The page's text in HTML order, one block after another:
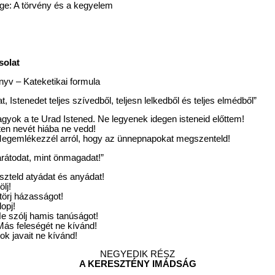
A törvény és a kegyelem
– Kateketikai formula
Istenedet teljes szívedből, teljesn lelkedből és teljes elmédből”
a te Urad Istened. Ne legyenek idegen isteneid előttem!
nevét hiába ne vedd!
arról, hogy az ünnepnapokat megszenteld!
mint önmagadat!”
atyádat és anyádat!
házasságot!
szólj hamis tanúságot!
feleségét ne kívánd!
javait ne kívánd!
NEGYEDIK RÉSZ
A KERESZTÉNY IMÁDSÁG